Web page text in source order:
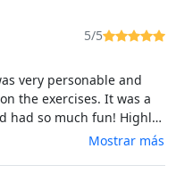
5/5
very personable and
the exercises. It was a
had so much fun! Highly
Mostrar más